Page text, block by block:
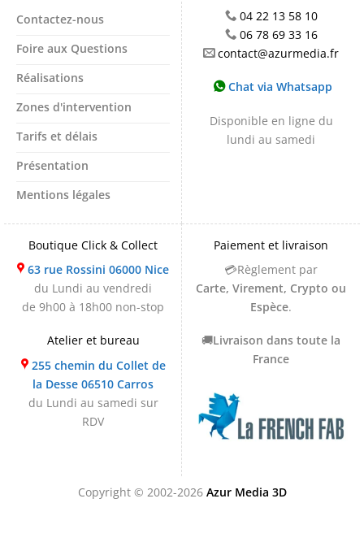
Contactez-nous
Foire aux Questions
Réalisations
Zones d'intervention
Tarifs et délais
Présentation
Mentions légales
04 22 13 58 10
06 78 69 33 16
contact@azurmedia.fr
Chat via Whatsapp
Disponible en ligne du
lundi au samedi
Boutique Click & Collect
63 rue Rossini 06000 Nice
du Lundi au vendredi
de 9h00 à 18h00 non-stop
Atelier et bureau
255 chemin du Collet de
la Desse 06510 Carros
du Lundi au samedi sur
RDV
Paiement et livraison
💳Règlement par
Carte, Virement, Crypto ou
Espèce.
🚚Livraison dans toute la
France
Copyright © 2002-2026 Azur Media 3D